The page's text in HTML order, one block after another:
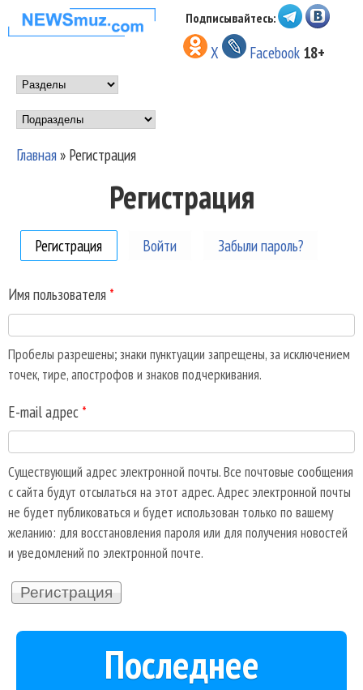
Перейти к основному
содержанию
НОВОСТИ
МУЗЫКИ И
ШОУ БИЗНЕСА
NEWSMUZ.COM
Подписывайтесь:
X Facebook 18+
Main menu
Подразделы
Главная» Регистрация
Регистрация
Регистрация (активная вкладка)
Войти Забыли пароль?
Имя пользователя *
Пробелы разрешены; знаки пунктуации запрещены, за исключением
точек, тире, апострофов и знаков подчеркивания.
E-mail адрес *
Существующий адрес электронной почты. Все почтовые сообщения
с сайта будут отсылаться на этот адрес. Адрес электронной почты
не будет публиковаться и будет использован только по вашему
желанию: для восстановления пароля или для получения новостей
и уведомлений по электронной почте.
Последнее